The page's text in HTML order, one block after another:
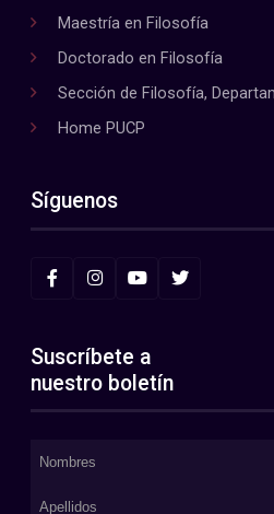
Maestría en Filosofía
Doctorado en Filosofía
Sección de Filosofía,
Home PUCP
Síguenos
Suscríbete a
nuestro boletín